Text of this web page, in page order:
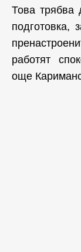
Това трябва
подготовка,
работят
още